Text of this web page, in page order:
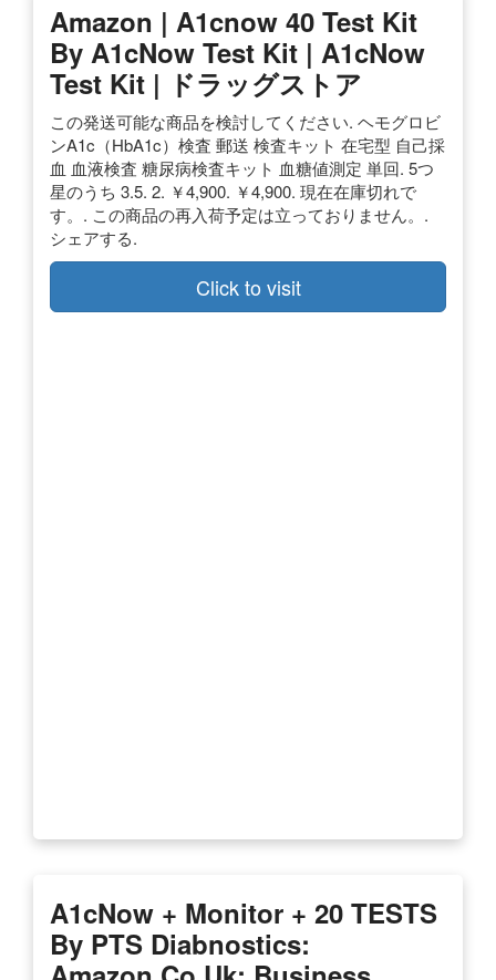
Amazon | A1cnow 40 Test Kit
By A1cNow Test Kit | A1cNow
Test Kit | ドラッグストア
この発送可能な商品を検討してください. ヘモグロビ
ンA1c（HbA1c）検査 郵送 検査キット 在宅型 自己採
血 血液検査 糖尿病検査キット 血糖値測定 単回. 5つ
星のうち 3.5. 2. ￥4,900. ￥4,900. 現在在庫切れで
す。. この商品の再入荷予定は立っておりません。.
シェアする.
Click to visit
A1cNow + Monitor + 20 TESTS
By PTS Diabnostics: